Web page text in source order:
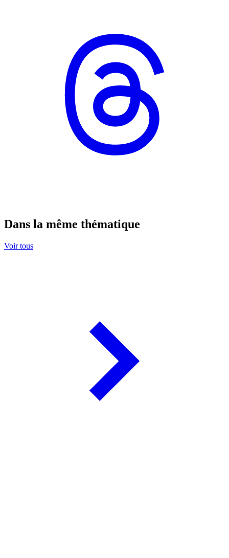
Dans la même thématique
Voir tous